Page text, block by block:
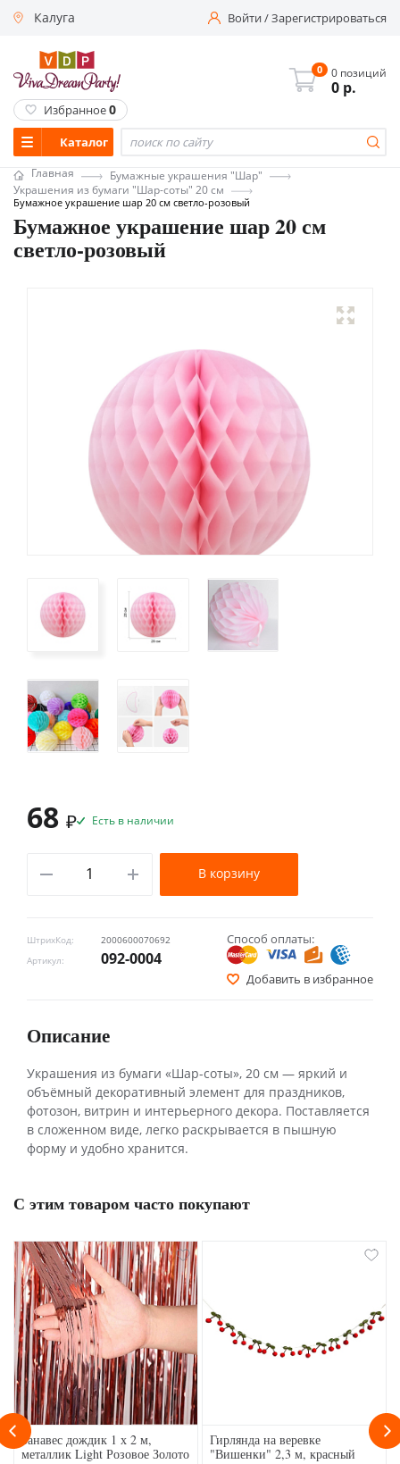
Калуга Войти/Зарегистрироваться
Каталог
0 0 позиций
0 р.
Избранное0
Главная
Бумажные украшения "Шар"
Украшения из бумаги "Шар-соты" 20 см
Бумажное украшение шар 20 см светло-розовый
Бумажное украшение шар 20 см
светло-розовый
ШтрихКод:
2000600070692
Артикул:
092-0004
Способ оплаты:
Добавить в избранное
68 ₽ Есть в наличии
В корзину
Описание
Украшения из бумаги «Шар-соты», 20 см — яркий и
объёмный декоративный элемент для праздников,
фотозон, витрин и интерьерного декора. Поставляется
в сложенном виде, легко раскрывается в пышную
форму и удобно хранится.
С этим товаром часто покупают
Занавес дождик 1 х 2 м,
металлик Light Розовое Золото
Гирлянда на веревке
"Вишенки" 2,3 м, красный